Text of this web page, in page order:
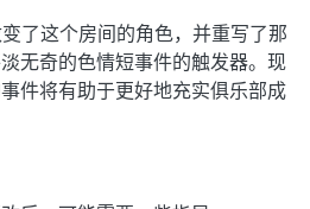
了这个房间的角色，并重写了那
无奇的色情短事件的触发器。现
件将有助于更好地充实俱乐部成